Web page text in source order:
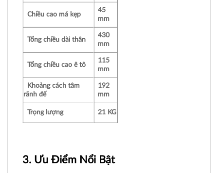
Chiều cao má kẹp
45
mm
Tổng chiều dài thân
430
mm
Tổng chiều cao ê tô
115
mm
Khoảng cách tâm
rãnh đế
192
mm
Trọng lượng 21 KG
3. Ưu Điểm Nổi Bật